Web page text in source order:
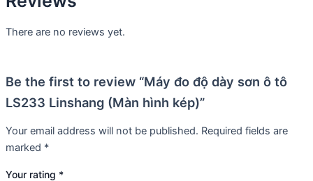
There are no reviews yet.
Be the first to review “Máy đo độ dày sơn ô tô
LS233 Linshang (Màn hình kép)”
Your email address will not be published. Required fields are
marked *
Your rating *